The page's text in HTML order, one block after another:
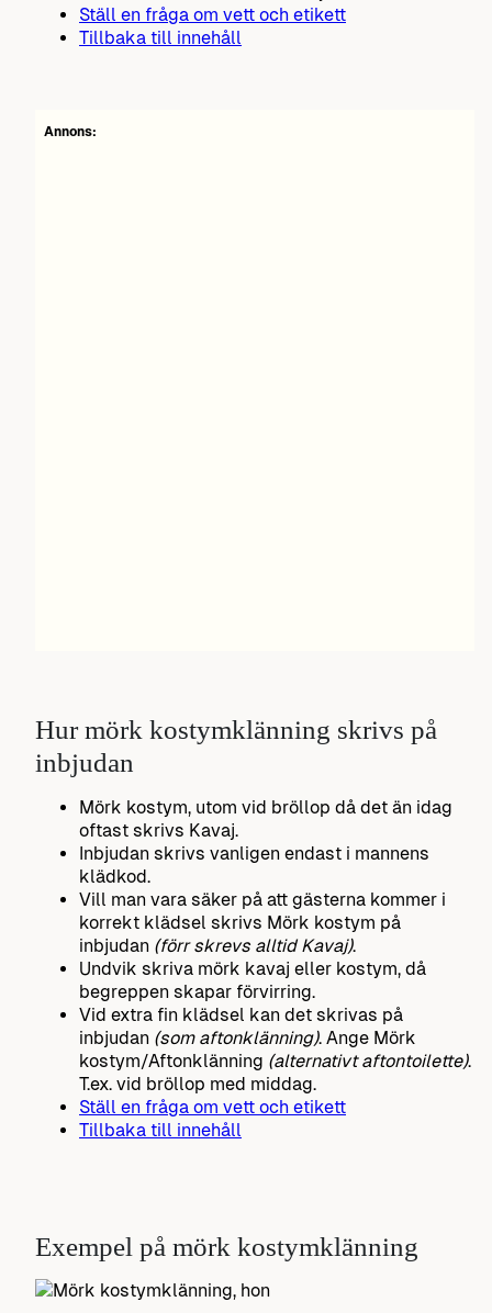
Ställ en fråga om vett och etikett
Tillbaka till innehåll
Annons:
Hur mörk kostymklänning skrivs på
inbjudan
Mörk kostym, utom vid bröllop då det än idag
oftast skrivs Kavaj.
Inbjudan skrivs vanligen endast i mannens
klädkod.
Vill man vara säker på att gästerna kommer i
korrekt klädsel skrivs Mörk kostym på
inbjudan (förr skrevs alltid Kavaj).
Undvik skriva mörk kavaj eller kostym, då
begreppen skapar förvirring.
Vid extra fin klädsel kan det skrivas på
inbjudan (som aftonklänning). Ange Mörk
kostym/Aftonklänning (alternativt aftontoilette).
T.ex. vid bröllop med middag.
Ställ en fråga om vett och etikett
Tillbaka till innehåll
Exempel på mörk kostymklänning